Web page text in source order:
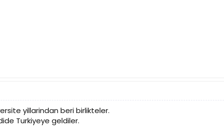
yillarindan beri birlikteler.
Turkiyeye geldiler.